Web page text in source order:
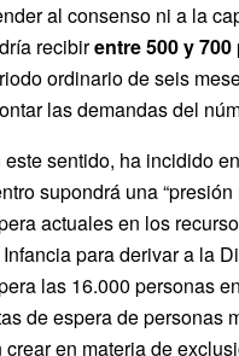
al consenso ni a la
recibirentre 500 y
ordinario de seis
las demandas del
este sentido, ha incidido
supondrá una
actuales en los
para derivar a la
las 16.000 personas
de espera de personas
crear en materia de